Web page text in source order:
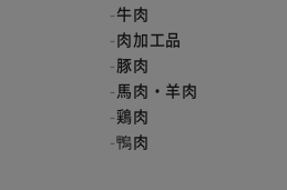
牛肉
肉加工品
豚肉
馬肉・羊肉
鶏肉
鴨肉